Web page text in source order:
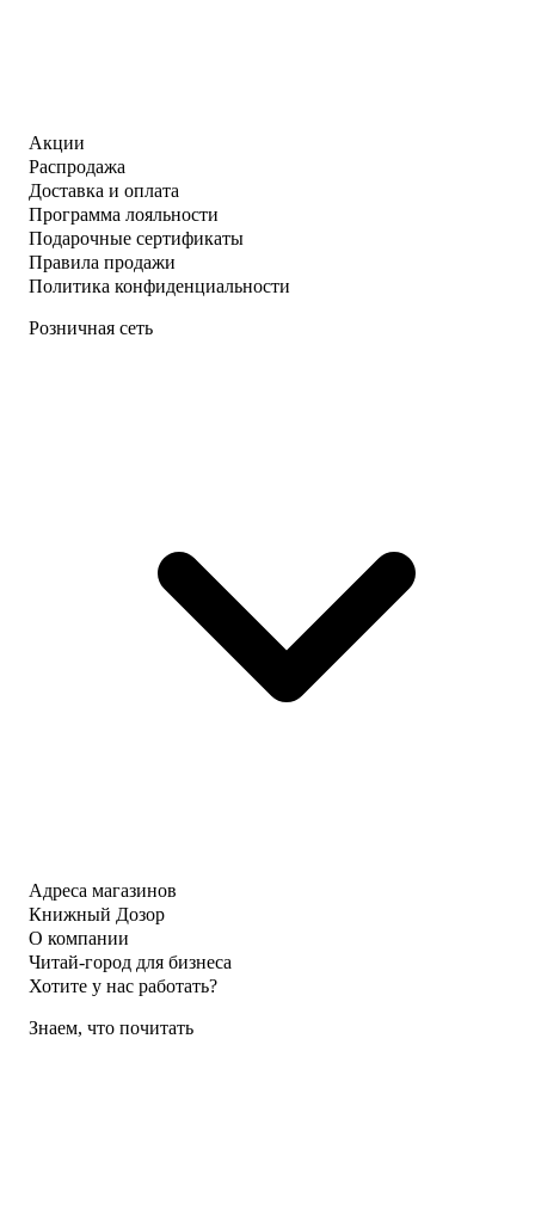
Акции
Распродажа
Доставка и оплата
Программа лояльности
Подарочные сертификаты
Правила продажи
Политика конфиденциальности
Розничная сеть
Адреса магазинов
Книжный Дозор
О компании
Читай-город для бизнеса
Хотите у нас работать?
Знаем, что почитать